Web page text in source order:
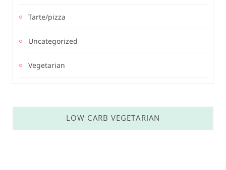
Tarte/pizza
Uncategorized
Vegetarian
LOW CARB VEGETARIAN